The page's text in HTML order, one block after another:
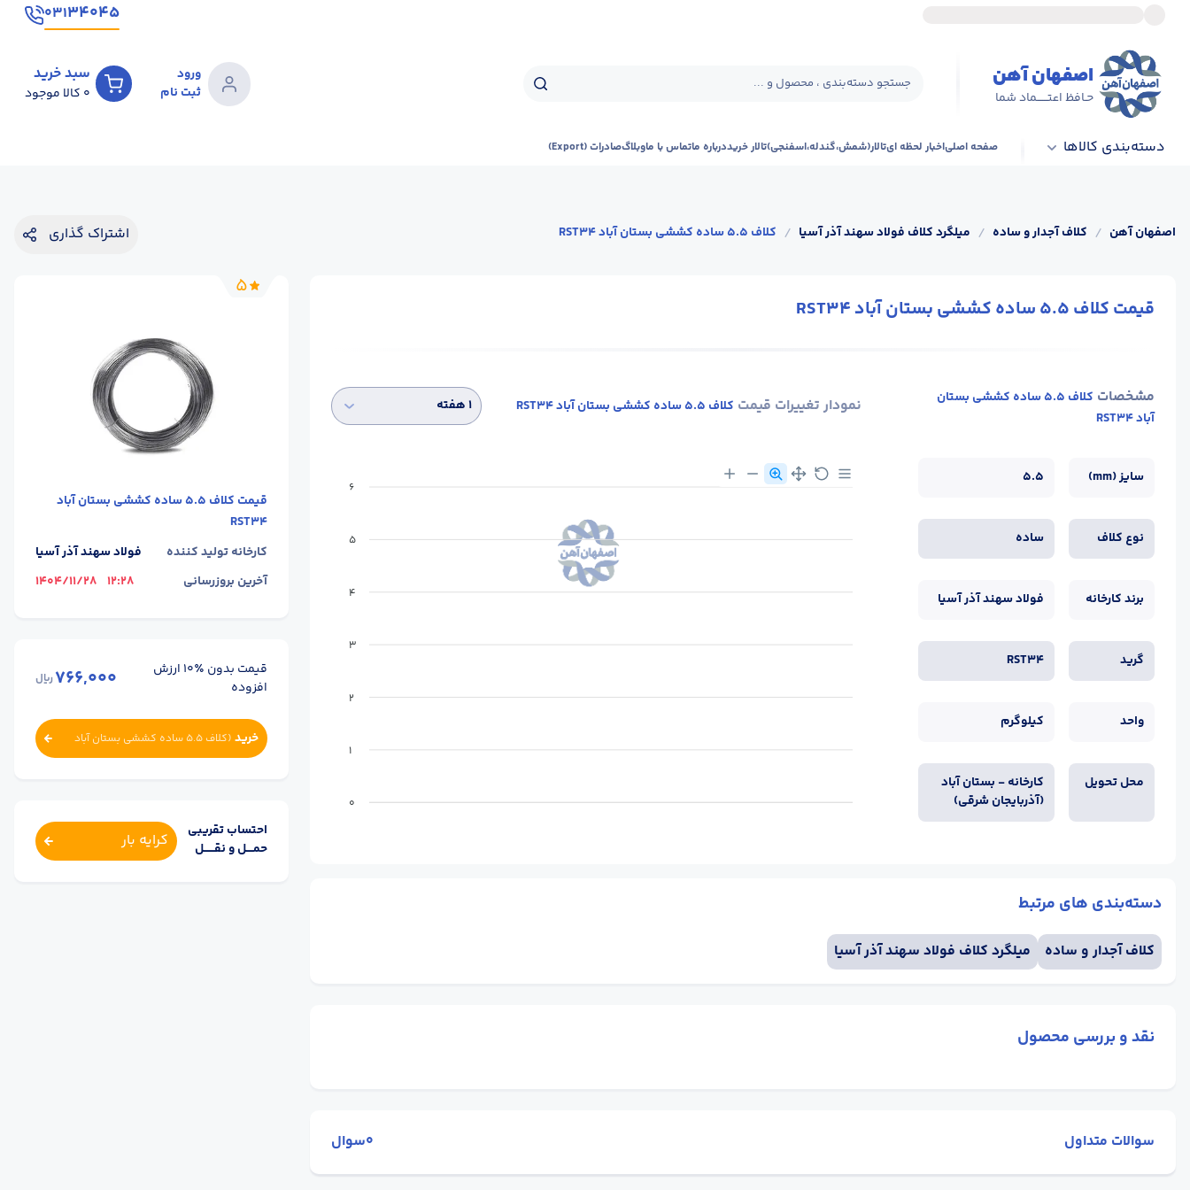
۳۴۰۴۵۰۳۱
اصفهان آهن
حـافظ اعتــــــماد شما
جستجو دسته‌بندی ، محصول و ...
ورود
ثبت نام
سبد خرید
0 کالا موجود
دسته‌بندی کالاها صفحه اصلیاخبار لحظه ایتالار(شمش،گندله،اسفنجی)تالار خریددرباره ماتماس با ماوبلاگصادرات (Export)
اصفهان آهن / کلاف آجدار و ساده / میلگرد کلاف فولاد سهند آذر آسیا / کلاف 5.5 ساده کششی بستان آباد RST34 اشتراک گذاری
قیمت کلاف 5.5 ساده کششی بستان آباد RST34
مشخصات
کلاف 5.5 ساده کششی بستان
آباد RST34
سایز (mm) 5.5
نوع کلاف ساده
برند کارخانه فولاد سهند آذر آسیا
گرید RST34
واحد کیلوگرم
محل تحویل
کارخانه - بستان آباد
(آذربایجان شرقی)
نمودار تغییرات قیمت کلاف 5.5 ساده کششی بستان آباد RST34 ۱ هفته
6
5
4
3
2
1
0
دسته‌بندی های مرتبط
کلاف آجدار و ساده میلگرد کلاف فولاد سهند آذر آسیا
نقد و بررسی محصول
سوالات متداول 0سوال
5
قیمت
کلاف 5.5 ساده کششی بستان آباد
RST34
کارخانه تولید کننده
فولاد سهند آذر آسیا
آخرین بروزرسانی
12:28
1404/11/28
قیمت بدون ٪۱۰ ارزش
افزوده
766,000ریال
خرید (
کلاف 5.5 ساده کششی بستان آباد
RST34
)
احتساب تقریبی
حمــــل و نقــــــل
کرایه بار